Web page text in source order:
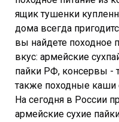
ящик тушенки
дома всегда
вы найдете походное
вкус: армейские
пайки РФ, консервы -
также походные каши
На сегодня в России
армейские сухие